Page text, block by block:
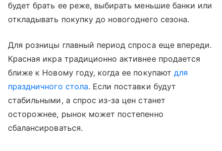
будет брать ее реже, выбирать меньшие банки или
откладывать покупку до новогоднего сезона.
Для розницы главный период спроса еще впереди.
Красная икра традиционно активнее продается
ближе к Новому году, когда ее покупают для
праздничного стола. Если поставки будут
стабильными, а спрос из-за цен станет
осторожнее, рынок может постепенно
сбалансироваться.